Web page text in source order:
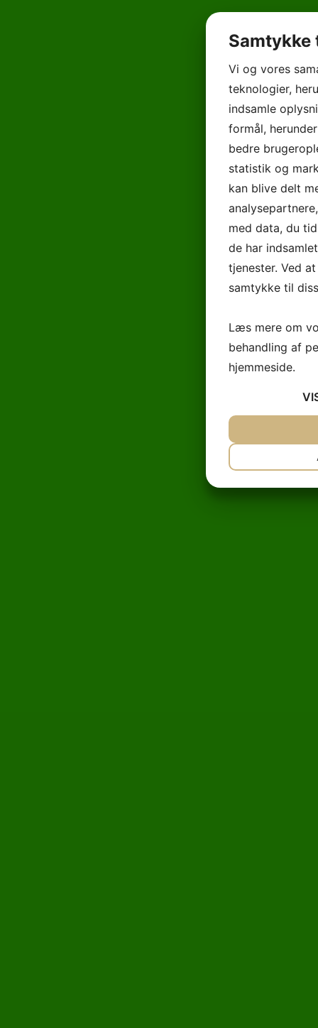
Vi og vores
teknologier,
indsamle
formål,
bedre
statistik og
kan blive delt
med data, du
de har
tjenester. Ved
samtykke til
Læs mere om
behandling af
hjemmeside.